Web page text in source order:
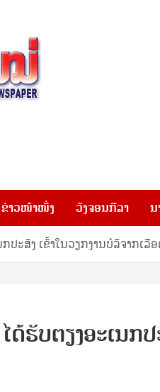
ຂ່າວໜ້າໜຶ່ງ ວົງຈອນກີລາ ນ
ປະສົງ ເຂົ້າໃນວຽກງານບໍລິຈາກເລືອ
ຮັບຕຽງອະເນກປ